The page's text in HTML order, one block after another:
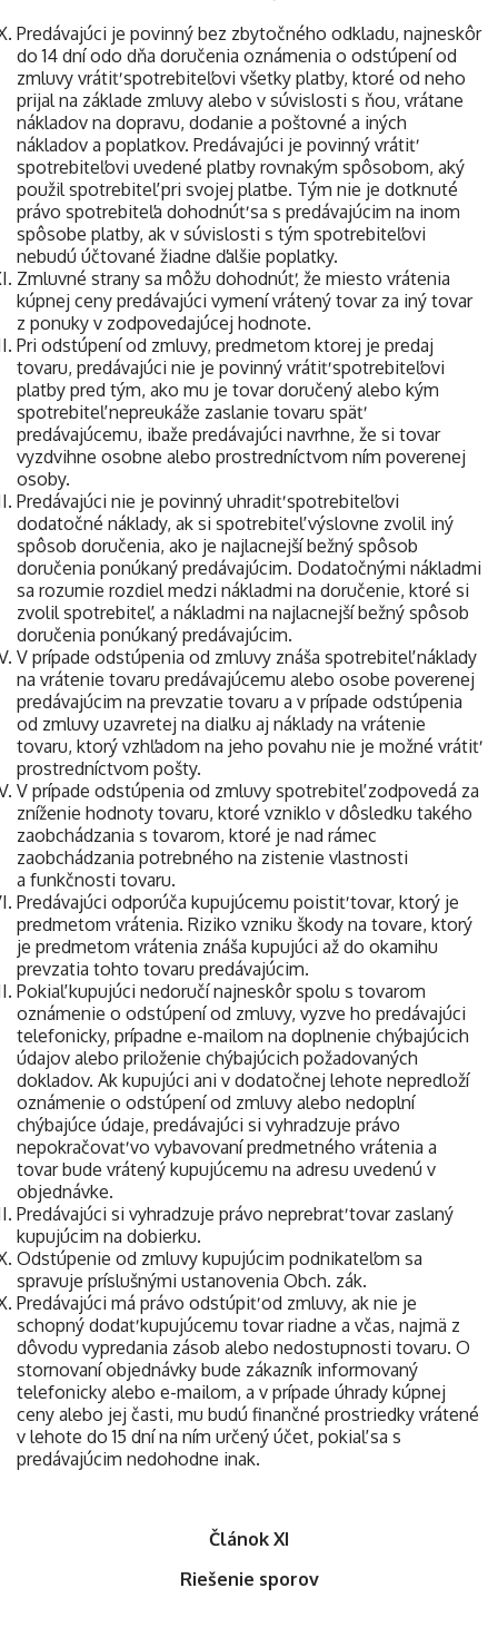
Predávajúci je povinný bez zbytočného odkladu, najneskôr
do 14 dní odo dňa doručenia oznámenia o odstúpení od
zmluvy vrátiť spotrebiteľovi všetky platby, ktoré od neho
prijal na základe zmluvy alebo v súvislosti s ňou, vrátane
nákladov na dopravu, dodanie a poštovné a iných
nákladov a poplatkov. Predávajúci je povinný vrátiť
spotrebiteľovi uvedené platby rovnakým spôsobom, aký
použil spotrebiteľ pri svojej platbe. Tým nie je dotknuté
právo spotrebiteľa dohodnúť sa s predávajúcim na inom
spôsobe platby, ak v súvislosti s tým spotrebiteľovi
nebudú účtované žiadne ďalšie poplatky.
Zmluvné strany sa môžu dohodnúť, že miesto vrátenia
kúpnej ceny predávajúci vymení vrátený tovar za iný tovar
z ponuky v zodpovedajúcej hodnote.
Pri odstúpení od zmluvy, predmetom ktorej je predaj
tovaru, predávajúci nie je povinný vrátiť spotrebiteľovi
platby pred tým, ako mu je tovar doručený alebo kým
spotrebiteľ nepreukáže zaslanie tovaru späť
predávajúcemu, ibaže predávajúci navrhne, že si tovar
vyzdvihne osobne alebo prostredníctvom ním poverenej
osoby.
Predávajúci nie je povinný uhradiť spotrebiteľovi
dodatočné náklady, ak si spotrebiteľ výslovne zvolil iný
spôsob doručenia, ako je najlacnejší bežný spôsob
doručenia ponúkaný predávajúcim. Dodatočnými nákladmi
sa rozumie rozdiel medzi nákladmi na doručenie, ktoré si
zvolil spotrebiteľ, a nákladmi na najlacnejší bežný spôsob
doručenia ponúkaný predávajúcim.
V prípade odstúpenia od zmluvy znáša spotrebiteľ náklady
na vrátenie tovaru predávajúcemu alebo osobe poverenej
predávajúcim na prevzatie tovaru a v prípade odstúpenia
od zmluvy uzavretej na diaľku aj náklady na vrátenie
tovaru, ktorý vzhľadom na jeho povahu nie je možné vrátiť
prostredníctvom pošty.
V prípade odstúpenia od zmluvy spotrebiteľ zodpovedá za
zníženie hodnoty tovaru, ktoré vzniklo v dôsledku takého
zaobchádzania s tovarom, ktoré je nad rámec
zaobchádzania potrebného na zistenie vlastnosti
a funkčnosti tovaru.
Predávajúci odporúča kupujúcemu poistiť tovar, ktorý je
predmetom vrátenia. Riziko vzniku škody na tovare, ktorý
je predmetom vrátenia znáša kupujúci až do okamihu
prevzatia tohto tovaru predávajúcim.
Pokiaľ kupujúci nedoručí najneskôr spolu s tovarom
oznámenie o odstúpení od zmluvy, vyzve ho predávajúci
telefonicky, prípadne e-mailom na doplnenie chýbajúcich
údajov alebo priloženie chýbajúcich požadovaných
dokladov. Ak kupujúci ani v dodatočnej lehote nepredloží
oznámenie o odstúpení od zmluvy alebo nedoplní
chýbajúce údaje, predávajúci si vyhradzuje právo
nepokračovať vo vybavovaní predmetného vrátenia a
tovar bude vrátený kupujúcemu na adresu uvedenú v
objednávke.
Predávajúci si vyhradzuje právo neprebrať tovar zaslaný
kupujúcim na dobierku.
Odstúpenie od zmluvy kupujúcim podnikateľom sa
spravuje príslušnými ustanovenia Obch. zák.
Predávajúci má právo odstúpiť od zmluvy, ak nie je
schopný dodať kupujúcemu tovar riadne a včas, najmä z
dôvodu vypredania zásob alebo nedostupnosti tovaru. O
stornovaní objednávky bude zákazník informovaný
telefonicky alebo e-mailom, a v prípade úhrady kúpnej
ceny alebo jej časti, mu budú finančné prostriedky vrátené
v lehote do 15 dní na ním určený účet, pokiaľ sa s
predávajúcim nedohodne inak.
Článok XI
Riešenie sporov